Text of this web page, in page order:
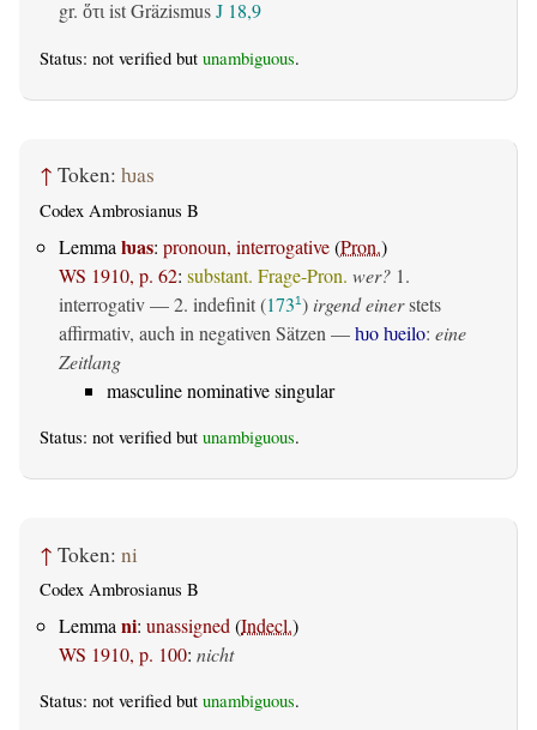
gr. ὅτι ist GräzismusJ 18,9
Status: not verified but unambiguous.
↑ Token: ƕas
Codex Ambrosianus B
Lemma ƕas: pronoun, interrogative(Pron.)
WS 1910, p. 62: substant. Frage-Pron. wer? 1.
interrogativ— 2. indefinit(1731) irgend einerstets
affirmativ, auch in negativen Sätzen —ƕo ƕeilo: eine
Zeitlang
masculine nominative singular
Status: not verified but unambiguous.
↑ Token: ni
Codex Ambrosianus B
Lemmani: unassigned(Indecl.)
WS 1910, p. 100: nicht
Status: not verified but unambiguous.